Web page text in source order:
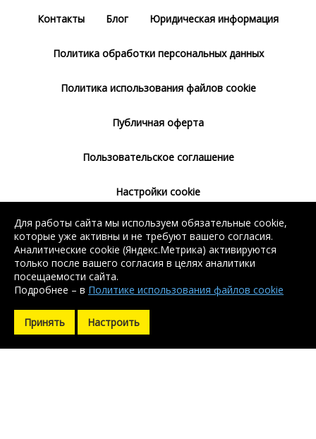
Контакты Блог Юридическая информация
Политика обработки персональных данных
Политика использования файлов cookie
Публичная оферта
Пользовательское соглашение
Настройки cookie
Согласие на использование сервиса
Яндекс.Метрика
Без регистрации доступен поиск балки, арматуры, швеллера
и уголка. Остальные контакты доступны после регистрации.
Зарегистрироваться
Без регистрации доступен поиск балки, арматуры, швеллера
Зарегистрироваться
Для работы сайта мы используем обязательные cookie,
которые уже активны и не требуют вашего согласия.
Аналитические cookie (Яндекс.Метрика) активируются
только после вашего согласия в целях аналитики
посещаемости сайта.
Подробнее – в Политике использования файлов cookie
Принять Настроить